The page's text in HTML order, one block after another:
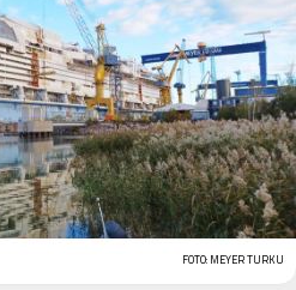
FOTO: MEYER TURKU